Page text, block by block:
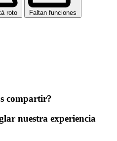
roto Faltan funciones
compartir?
nuestra experiencia